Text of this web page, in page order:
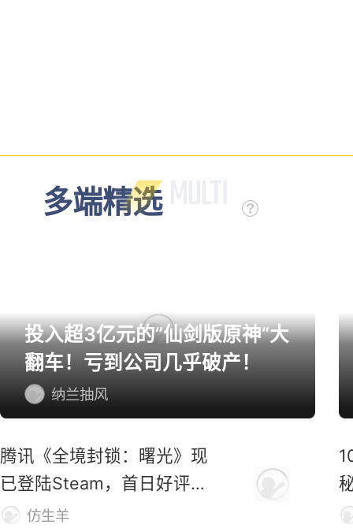
多端精选
投入超3亿元的”仙剑版原神“大
翻车！亏到公司几乎破产！
纳兰抽风
腾讯《全境封锁：曙光》现
已登陆Steam，首日好评率
仅31%仿生羊